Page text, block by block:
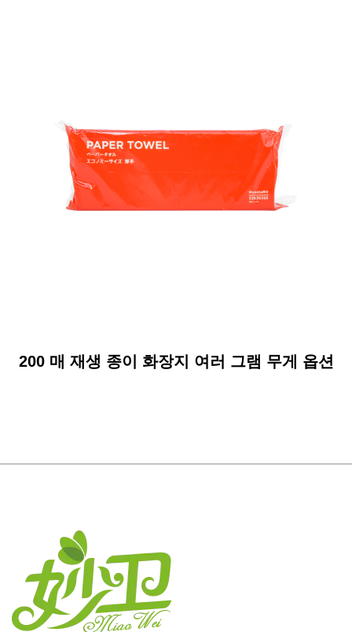
200 매 재생 종이 화장지 여러 그램 무게 옵션